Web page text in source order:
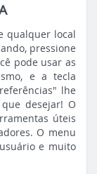
qualquer local
pressione
pode usar as
e a tecla
lhe
desejar! O
úteis
O menu
e muito